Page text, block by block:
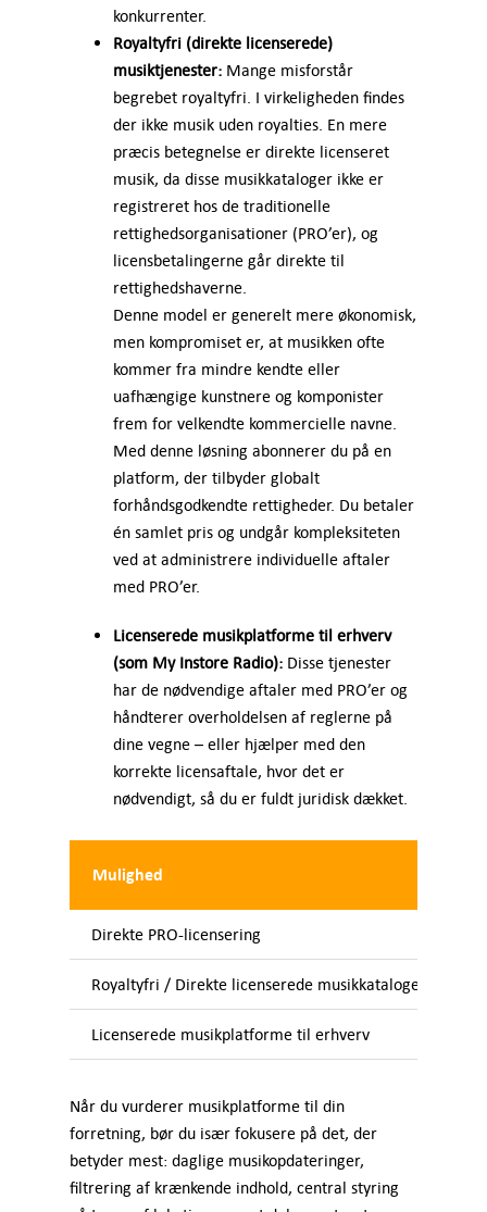
konkurrenter.
Royaltyfri (direkte licenserede)
musiktjenester:Mange misforstår
begrebet royaltyfri. I virkeligheden findes
der ikke musik uden royalties. En mere
præcis betegnelse er direkte licenseret
musik, da disse musikkataloger ikke er
registreret hos de traditionelle
rettighedsorganisationer (PRO’er), og
licensbetalingerne går direkte til
rettighedshaverne.
Denne model er generelt mere økonomisk,
men kompromiset er, at musikken ofte
kommer fra mindre kendte eller
uafhængige kunstnere og komponister
frem for velkendte kommercielle navne.
Med denne løsning abonnerer du på en
platform, der tilbyder globalt
forhåndsgodkendte rettigheder. Du betaler
én samlet pris og undgår kompleksiteten
ved at administrere individuelle aftaler
med PRO’er.
Licenserede musikplatforme til erhverv
(som My Instore Radio): Disse tjenester
har de nødvendige aftaler med PRO’er og
håndterer overholdelsen af reglerne på
dine vegne – eller hjælper med den
korrekte licensaftale, hvor det er
nødvendigt, så du er fuldt juridisk dækket.
Mulighed
Direkte PRO-licensering
Royaltyfri / Direkte licenserede musikkataloger
Licenserede musikplatforme til erhverv
Når du vurderer musikplatforme til din
forretning, bør du især fokusere på det, der
betyder mest: daglige musikopdateringer,
filtrering af krænkende indhold, central styring